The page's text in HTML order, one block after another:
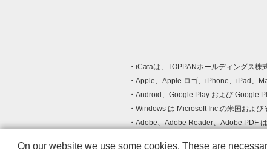
iCataは、TOPPANホールディングス株
Apple、Apple ロゴ、iPhone、iPad、
Android、Google Play および Google
Windows は Microsoft Inc.の米国および
Adobe、Adobe Reader、Adobe PDF
On our website we use some cookies. These are